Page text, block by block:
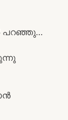
പറഞ്ഞു…